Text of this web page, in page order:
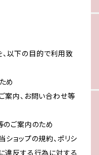
、以下の目的で利用致
め
案内、お問い合わせ等
のご案内のため
ショップの規約、ポリシ
に違反する行為に対する